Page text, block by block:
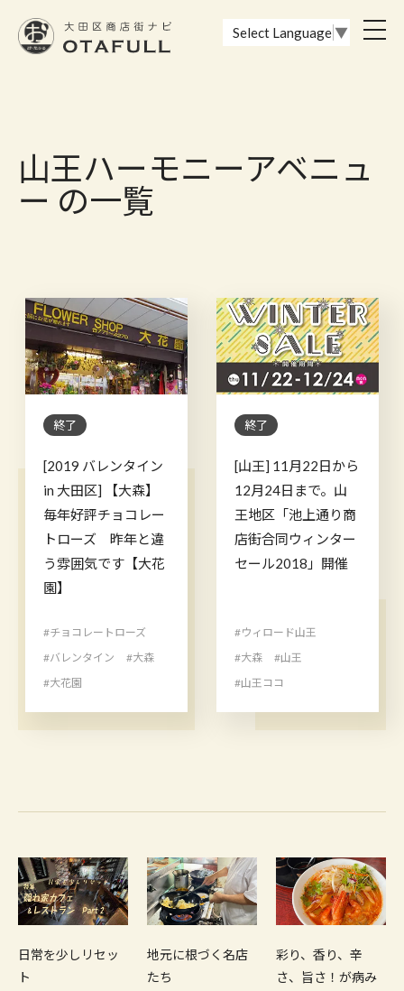
Select Language ▼
山王ハーモニーアベニュ
ー の一覧
終了
[2019 バレンタイン
in 大田区] 【大森】
毎年好評チョコレー
トローズ 昨年と違
う雰囲気です【大花
園】
#チョコレートローズ
#バレンタイン
#大森
#大花園
終了
[山王] 11月22日から
12月24日まで。山
王地区「池上通り商
店街合同ウィンター
セール2018」開催
#ウィロード山王
#大森
#山王
#山王ココ
日常を少しリセッ
ト
地元に根づく名店
たち
彩り、香り、辛
さ、旨さ！が病み